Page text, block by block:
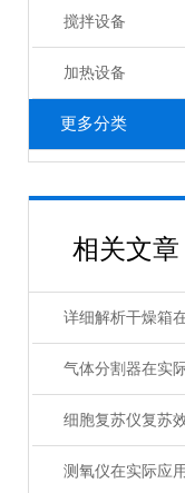
搅拌设备
加热设备
更多分类
相关文章